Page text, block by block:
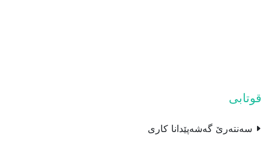
قوتابی
سه‌نته‌رێ گه‌شه‌پێدانا كارى